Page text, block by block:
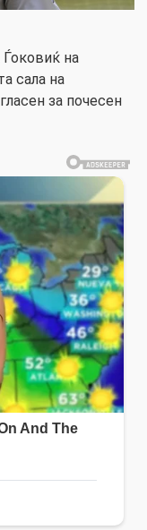
на
сала на
за почесен